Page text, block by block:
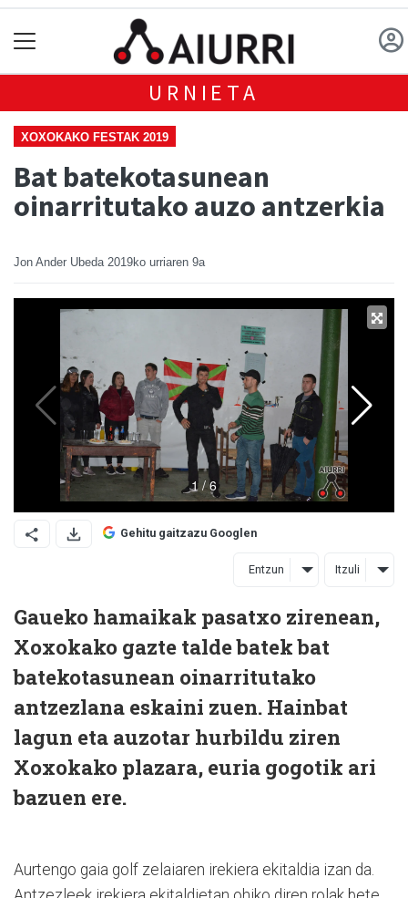
URNIETA
XOXOKAKO FESTAK 2019
Bat batekotasunean
oinarritutako auzo antzerkia
Jon Ander Ubeda 2019ko urriaren 9a
Gehitu gaitzazu Googlen
Entzun Itzuli
Gaueko hamaikak pasatxo zirenean,
Xoxokako gazte talde batek bat
batekotasunean oinarritutako
antzezlana eskaini zuen. Hainbat
lagun eta auzotar hurbildu ziren
Xoxokako plazara, euria gogotik ari
bazuen ere.
Aurtengo gaia golf zelaiaren irekiera ekitaldia izan da.